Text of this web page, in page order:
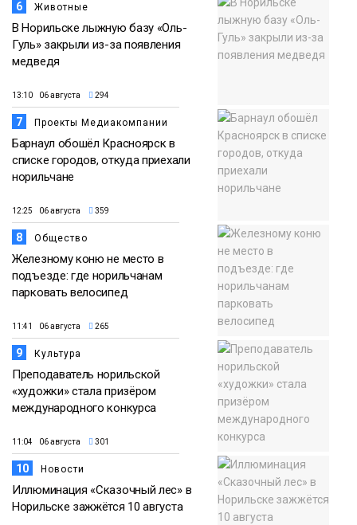
6 Животные
В Норильске лыжную базу «Оль-
Гуль» закрыли из-за появления
медведя
13:10 06 августа 294
7 Проекты Медиакомпании
Барнаул обошёл Красноярск в
списке городов, откуда приехали
норильчане
12:25 06 августа 359
8 Общество
Железному коню не место в
подъезде: где норильчанам
парковать велосипед
11:41 06 августа 265
9 Культура
Преподаватель норильской
«художки» стала призёром
международного конкурса
11:04 06 августа 301
10 Новости
Иллюминация «Сказочный лес» в
Норильске зажжётся 10 августа